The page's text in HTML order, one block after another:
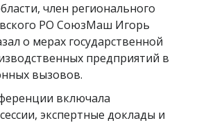
член регионального
РО СоюзМаш Игорь
о мерах государственной
предприятий в
вызовов.
включала
экспертные доклады и